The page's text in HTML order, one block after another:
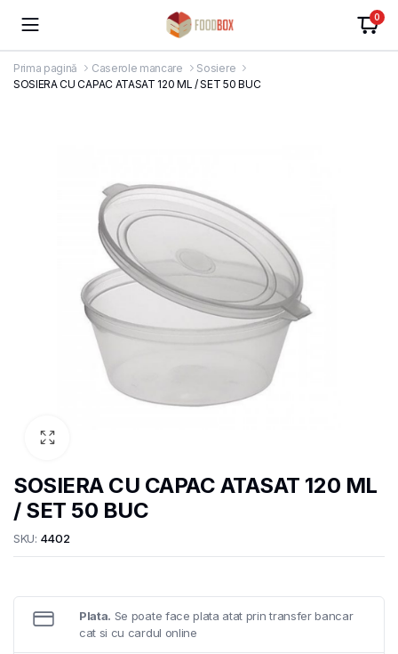
0
Prima pagină Caserole mancare
Sosiere
SOSIERA CU CAPAC ATASAT 120 ML / SET 50 BUC
SOSIERA CU CAPAC ATASAT 120 ML
/ SET 50 BUC
SKU: 4402
Plata. Se poate face plata atat prin transfer bancar
cat si cu cardul online